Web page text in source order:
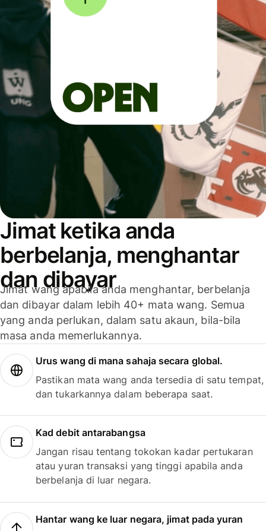
Jimat ketika anda
berbelanja, menghantar
dan dibayar
Jimat wang apabila anda menghantar, berbelanja
dan dibayar dalam lebih 40+ mata wang. Semua
yang anda perlukan, dalam satu akaun, bila-bila
masa anda memerlukannya.
Urus wang di mana sahaja secara global.
Pastikan mata wang anda tersedia di satu tempat,
dan tukarkannya dalam beberapa saat.
Kad debit antarabangsa
Jangan risau tentang tokokan kadar pertukaran
atau yuran transaksi yang tinggi apabila anda
berbelanja di luar negara.
Hantar wang ke luar negara, jimat pada yuran